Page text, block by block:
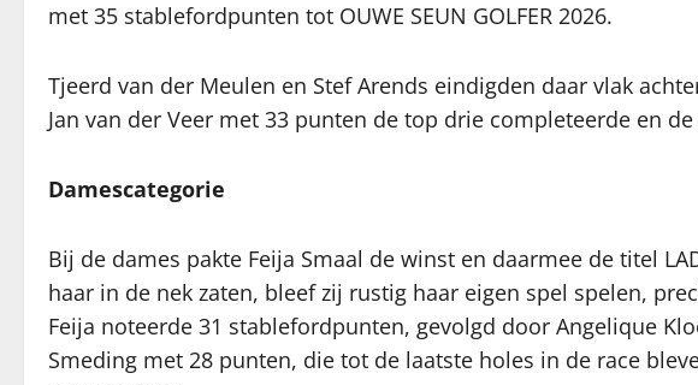
met 35 stablefordpunten tot OUWE SEUN GOLFER 2026.
Tjeerd van der Meulen en Stef Arends eindigden daar vlak
Jan van der Veer met 33 punten de top drie completeerde en
Damescategorie
Bij de dames pakte Feija Smaal de winst en daarmee de titel
haar in de nek zaten, bleef zij rustig haar eigen spel spelen,
Feija noteerde 31 stablefordpunten, gevolgd door Angelique
Smeding met 28 punten, die tot de laatste holes in de race